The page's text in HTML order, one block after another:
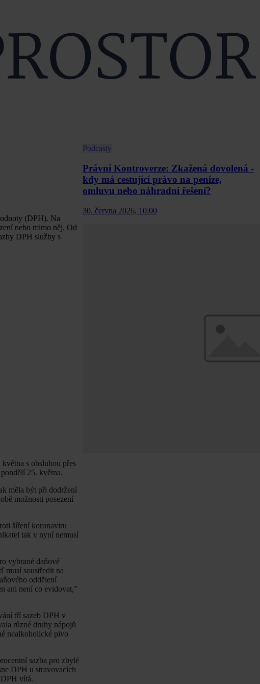
(DPH). Na
nebo mimo něj. Od
DPH služby s
s obsluhou přes
25. května.
měla být při dodržení
možnosti posezení
šíření koronaviru
tak v nyní nemusí
vybrané daňové
musí soustředit na
oddělení
ani není co evidovat,”
tří sazeb DPH v
různé druhy nápojů
nealkoholické pivo
sazba pro zbylé
DPH u stravovacích
vítá.
Podcasty
Právní Kontroverze: Zkažená dovolená -
kdy má cestující právo na peníze,
omluvu nebo náhradní řešení?
30. června 2026, 10:00